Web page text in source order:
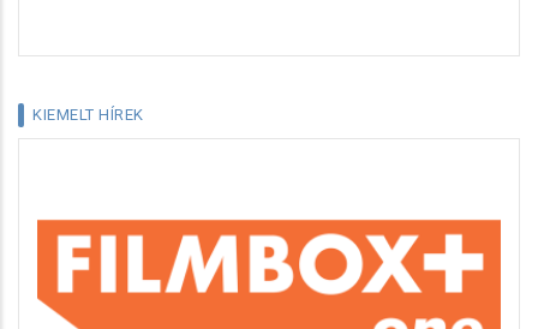
KIEMELT HÍREK